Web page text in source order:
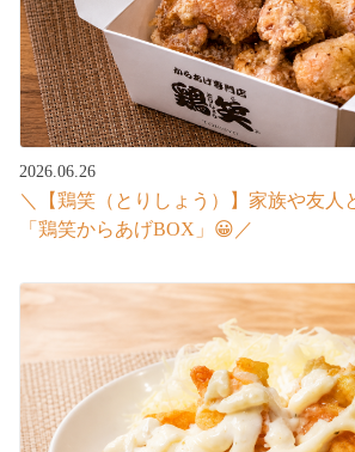
2026.06.26
＼【鶏笑（とりしょう）】家族や友人
「鶏笑からあげBOX」😀／